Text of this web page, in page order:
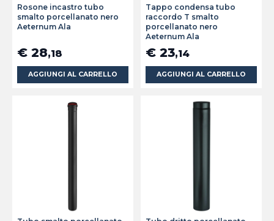
Rosone incastro tubo
smalto porcellanato nero
Aeternum Ala
€ 28,18
AGGIUNGI AL CARRELLO
Tappo condensa tubo
raccordo T smalto
porcellanato nero
Aeternum Ala
€ 23,14
AGGIUNGI AL CARRELLO